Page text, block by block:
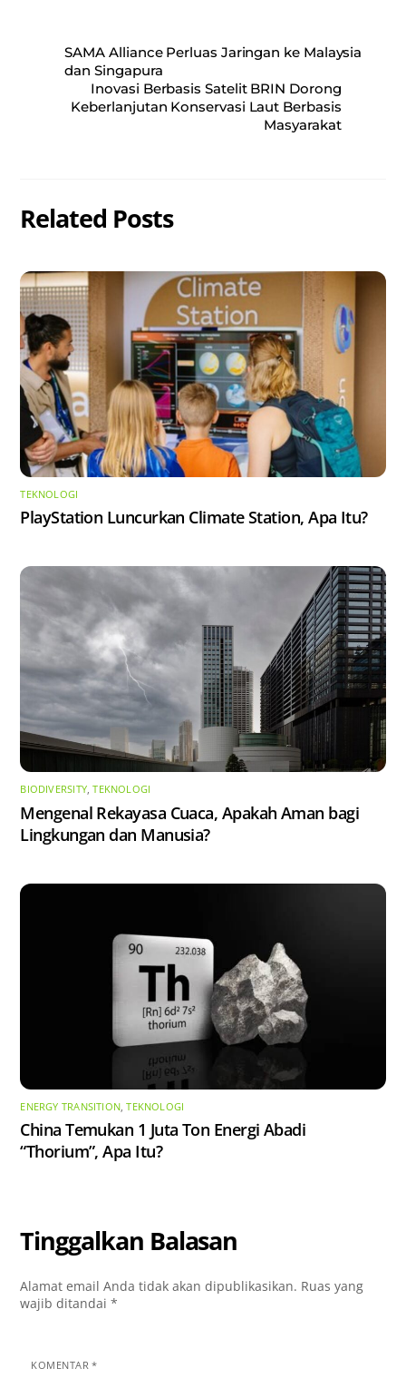
SAMA Alliance Perluas Jaringan ke Malaysia
dan Singapura
Inovasi Berbasis Satelit BRIN Dorong
Keberlanjutan Konservasi Laut Berbasis
Masyarakat
Related Posts
TEKNOLOGI
PlayStation Luncurkan Climate Station, Apa Itu?
BIODIVERSITY,TEKNOLOGI
Mengenal Rekayasa Cuaca, Apakah Aman bagi
Lingkungan dan Manusia?
ENERGY TRANSITION,TEKNOLOGI
China Temukan 1 Juta Ton Energi Abadi
“Thorium”, Apa Itu?
Tinggalkan Balasan
Alamat email Anda tidak akan dipublikasikan. Ruas yang
wajib ditandai*
KOMENTAR*